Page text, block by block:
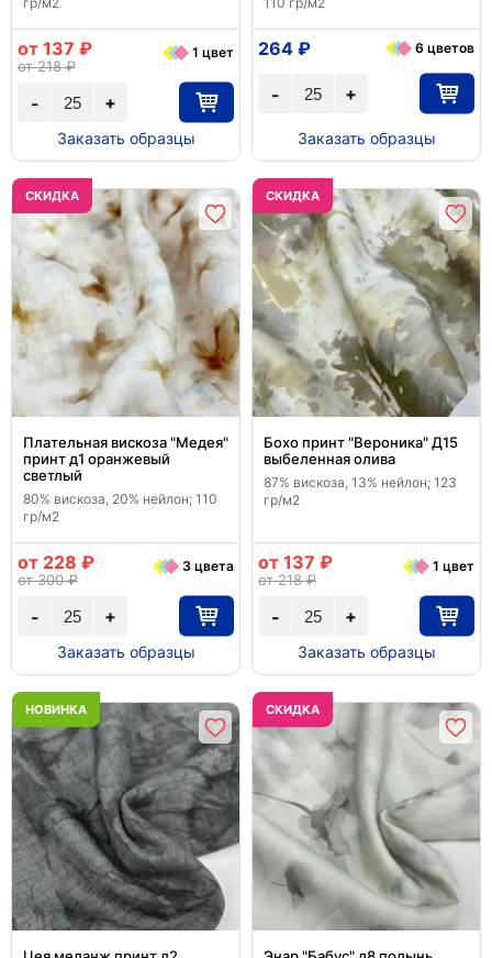
+
-
от 137 ₽
от 218 ₽
1 цвет
Заказать образцы
+
-
264 ₽ 6 цветов
Заказать образцы
CКИДКА
Плательная вискоза "Медея"
принт д1 оранжевый
светлый
80% вискоза, 20% нейлон; 110
гр/м2
+
-
от 228 ₽
от 300 ₽
3 цвета
Заказать образцы
CКИДКА
Бохо принт "Вероника" Д15
выбеленная олива
87% вискоза, 13% нейлон; 123
гр/м2
+
-
от 137 ₽
от 218 ₽
1 цвет
Заказать образцы
НОВИНКА CКИДКА